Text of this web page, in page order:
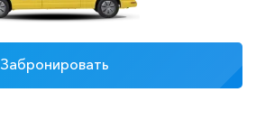
Забронировать